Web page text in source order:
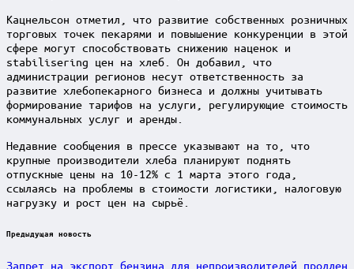
Кацнельсон отметил, что развитие собственных розничных
торговых точек пекарями и повышение конкуренции в этой
сфере могут способствовать снижению наценок и
stabilisering цен на хлеб. Он добавил, что
администрации регионов несут ответственность за
развитие хлебопекарного бизнеса и должны учитывать
формирование тарифов на услуги, регулирующие стоимость
коммунальных услуг и аренды.
Недавние сообщения в прессе указывают на то, что
крупные производители хлеба планируют поднять
отпускные цены на 10-12% с 1 марта этого года,
ссылаясь на проблемы в стоимости логистики, налоговую
нагрузку и рост цен на сырьё.
Post
Предыдущая новость
Запрет на экспорт бензина для непроизводителей продлен